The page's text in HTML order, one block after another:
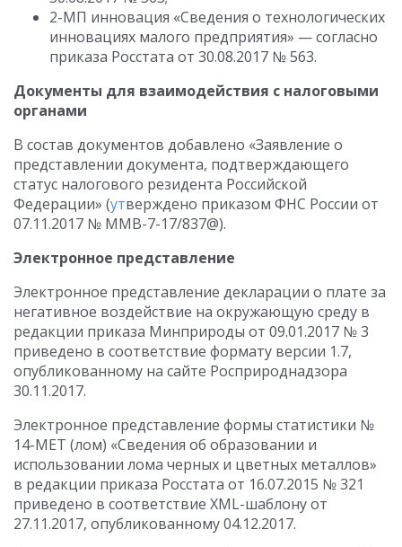
2-МП инновация «Сведения о технологических
инновациях малого предприятия» — согласно
приказа Росстата от 30.08.2017 № 563.
Документы для взаимодействия с налоговыми
органами
В состав документов добавлено «Заявление о
представлении документа, подтверждающего
статус налогового резидента Российской
Федерации» (утверждено приказом ФНС России от
07.11.2017 № ММВ-7-17/837@).
Электронное представление
Электронное представление декларации о плате за
негативное воздействие на окружающую среду в
редакции приказа Минприроды от 09.01.2017 № 3
приведено в соответствие формату версии 1.7,
опубликованному на сайте Росприроднадзора
30.11.2017.
Электронное представление формы статистики №
14-МЕТ (лом) «Сведения об образовании и
использовании лома черных и цветных металлов»
в редакции приказа Росстата от 16.07.2015 № 321
приведено в соответствие XML-шаблону от
27.11.2017, опубликованному 04.12.2017.